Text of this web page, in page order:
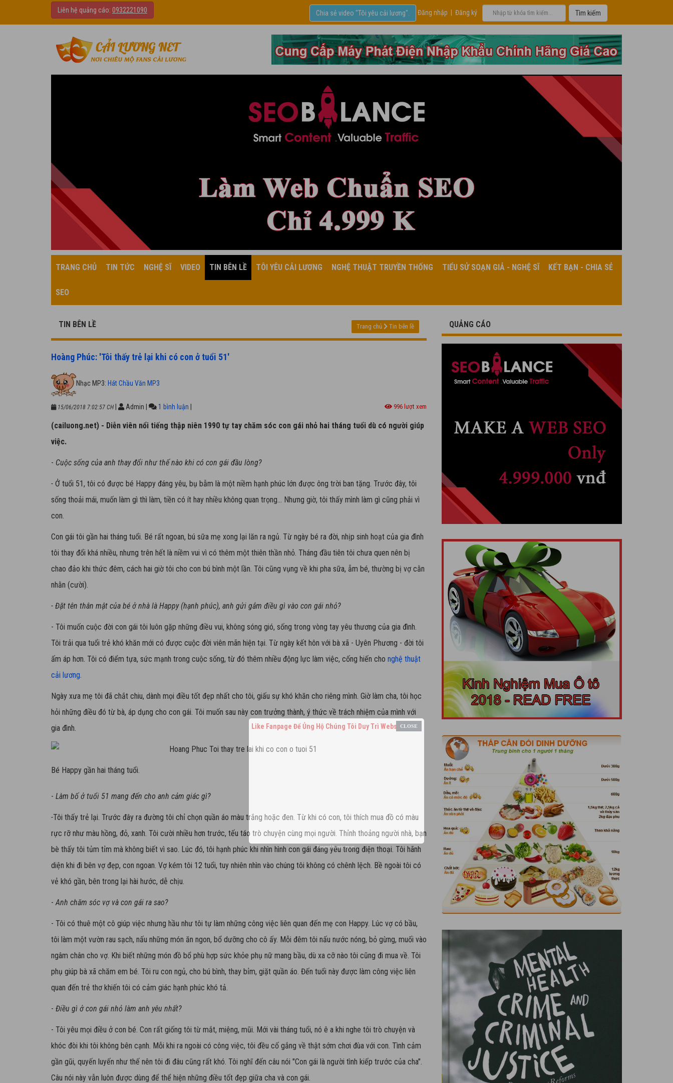
Liên hệ quảng cáo: 0932221090 Đăng nhập Đăng ký
Chia sẻ video "Tôi yêu cải lương".
TRANG CHỦ TIN TỨC NGHỆ SĨ VIDEO TIN BÊN LỀ TÔI YÊU CẢI LƯƠNG NGHỆ THUẬT TRUYỀN THỐNG TIỂU SỬ SOẠN GIẢ - NGHỆ SĨ KẾT BẠN - CHIA SẺ
SEO
TIN BÊN LỀ Trang chủ Tin bên lề
Hoàng Phúc: 'Tôi thấy trẻ lại khi có con ở tuổi 51'
Nhạc MP3: Hát Chầu Văn MP3
15/06/2018 7:02:57 CH Admin 1 bình luận 996 lượt xem
(cailuong.net) - Diễn viên nổi tiếng thập niên 1990 tự tay chăm sóc con gái nhỏ hai tháng tuổi dù có người giúp
việc.
- Cuộc sống của anh thay đổi như thế nào khi có con gái đầu lòng?
- Ở tuổi 51, tôi có được bé Happy đáng yêu, bụ bẫm là một niềm hạnh phúc lớn được ông trời ban tặng. Trước đây, tôi
sống thoải mái, muốn làm gì thì làm, tiền có ít hay nhiều không quan trọng... Nhưng giờ, tôi thấy mình làm gì cũng phải vì
con.
Con gái tôi gần hai tháng tuổi. Bé rất ngoan, bú sữa mẹ xong lại lăn ra ngủ. Từ ngày bé ra đời, nhịp sinh hoạt của gia đình
tôi thay đổi khá nhiều, nhưng trên hết là niềm vui vì có thêm một thiên thần nhỏ. Tháng đầu tiên tôi chưa quen nên bị
chao đảo khi thức đêm, cách hai giờ tôi cho con bú bình một lần. Tôi cũng vụng về khi pha sữa, ẵm bé, thường bị vợ cằn
nhằn (cười).
- Đặt tên thân mật của bé ở nhà là Happy (hạnh phúc), anh gửi gắm điều gì vào con gái nhỏ?
- Tôi muốn cuộc đời con gái tôi luôn gặp những điều vui, không sóng gió, sống trong vòng tay yêu thương của gia đình.
Tôi trải qua tuổi trẻ khó khăn mới có được cuộc đời viên mãn hiện tại. Từ ngày kết hôn với bà xã - Uyên Phương - đời tôi
ấm áp hơn. Tôi có điểm tựa, sức mạnh trong cuộc sống, từ đó thêm nhiều động lực làm việc, cống hiến cho nghệ thuật
cải lương.
Ngày xưa mẹ tôi đã chắt chiu, dành mọi điều tốt đẹp nhất cho tôi, giấu sự khó khăn cho riêng mình. Giờ làm cha, tôi học
hỏi những điều đó từ bà, áp dụng cho con gái. Tôi muốn sau này con trưởng thành, ý thức về trách nhiệm của mình với
gia đình.
Bé Happy gần hai tháng tuổi.
- Làm bố ở tuổi 51 mang đến cho anh cảm giác gì?
-Tôi thấy trẻ lại. Trước đây ra đường tôi chỉ chọn quần áo màu trắng hoặc đen. Từ khi có con, tôi thích mua đồ có màu
rực rỡ như màu hồng, đỏ, xanh. Tôi cười nhiều hơn trước, tếu táo trò chuyện cùng mọi người. Thỉnh thoảng người nhà, bạn
bè thấy tôi tủm tỉm mà không biết vì sao. Lúc đó, tôi hạnh phúc khi nhìn hình con gái đáng yêu trong điện thoại. Tôi hãnh
diện khi đi bên vợ đẹp, con ngoan. Vợ kém tôi 12 tuổi, tuy nhiên nhìn vào chúng tôi không có chênh lệch. Bề ngoài tôi có
vẻ khó gần, bên trong lại hài hước, dễ chịu.
-Anh chăm sóc vợ và con gái ra sao?
- Tôi có thuê một cô giúp việc nhưng hầu như tôi tự làm những công việc liên quan đến mẹ con Happy. Lúc vợ có bầu,
tôi làm một vườn rau sạch, nấu những món ăn ngon, bổ dưỡng cho cô ấy. Mỗi đêm tôi nấu nước nóng, bỏ gừng, muối vào
ngâm chân cho vợ. Khi biết những món đồ bổ phù hợp sức khỏe phụ nữ mang bầu, dù xa cỡ nào tôi cũng đi mua về. Tôi
phụ giúp bà xã chăm em bé. Tôi ru con ngủ, cho bú bình, thay bỉm, giặt quần áo. Đến tuổi này được làm công việc liên
quan đến trẻ thơ khiến tôi có cảm giác hạnh phúc khó tả.
- Điều gì ở con gái nhỏ làm anh yêu nhất?
- Tôi yêu mọi điều ở con bé. Con rất giống tôi từ mắt, miệng, mũi. Mới vài tháng tuổi, nó ê a khi nghe tôi trò chuyện và
khóc đòi khi tôi không bên cạnh. Mỗi khi ra ngoài có công việc, tôi đều cố gắng về thật sớm chơi đùa với con. Tình cảm
gần gũi, quyến luyến như thế nên tôi đi đâu cũng rất khó. Tôi nghĩ đến câu nói "Con gái là người tình kiếp trước của cha".
Câu nói này vẫn luôn được dùng để thể hiện những điều tốt đẹp giữa cha và con gái.
QUẢNG CÁO
Like Fanpage Để Ủng Hộ Chúng Tôi Duy Trì Website
Powered by netcore.vn